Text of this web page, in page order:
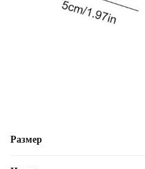
Размер